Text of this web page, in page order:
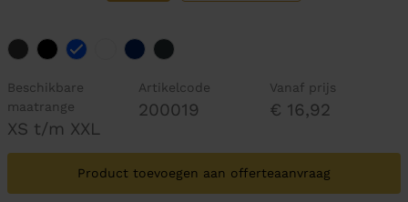
Beschikbare
maatrange
XS t/m XXL
Artikelcode
200019
Vanaf prijs
€ 16,92
Product toevoegen aan offerteaanvraag